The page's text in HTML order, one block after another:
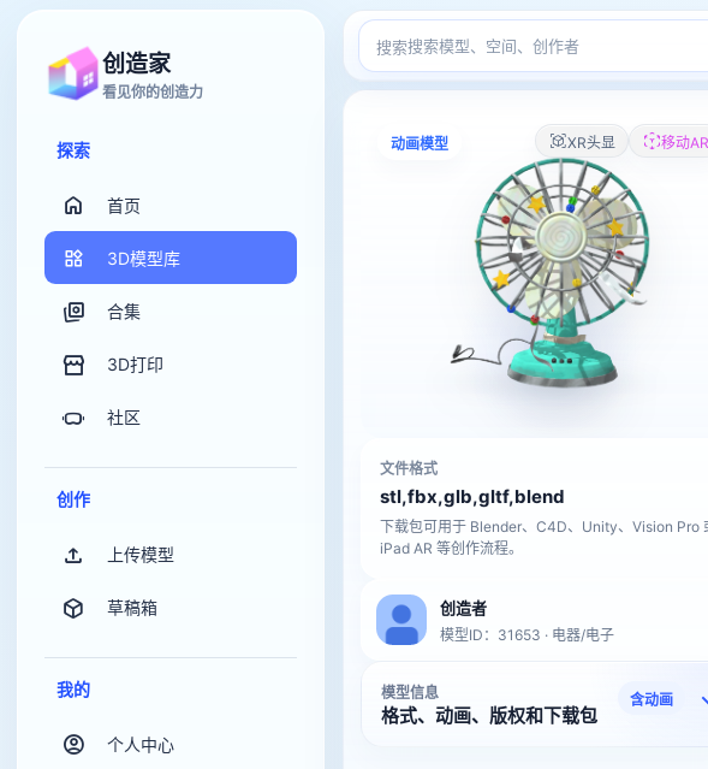
创造家
看见你的创造力
探索
首页
3D模型库
合集
3D打印
社区
创作
上传模型
草稿箱
我的
个人中心
搜索
动画模型 XR头显 移动AR
文件格式
stl,fbx,glb,gltf,blend
下载包可用于 Blender、C4D、Unity、Vision Pro
iPad AR 等创作流程。
创造者
模型ID：31653 · 电器/电子
模型信息
格式、动画、版权和下载包
含动画